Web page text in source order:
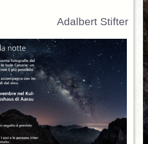
Adalbert Stifter